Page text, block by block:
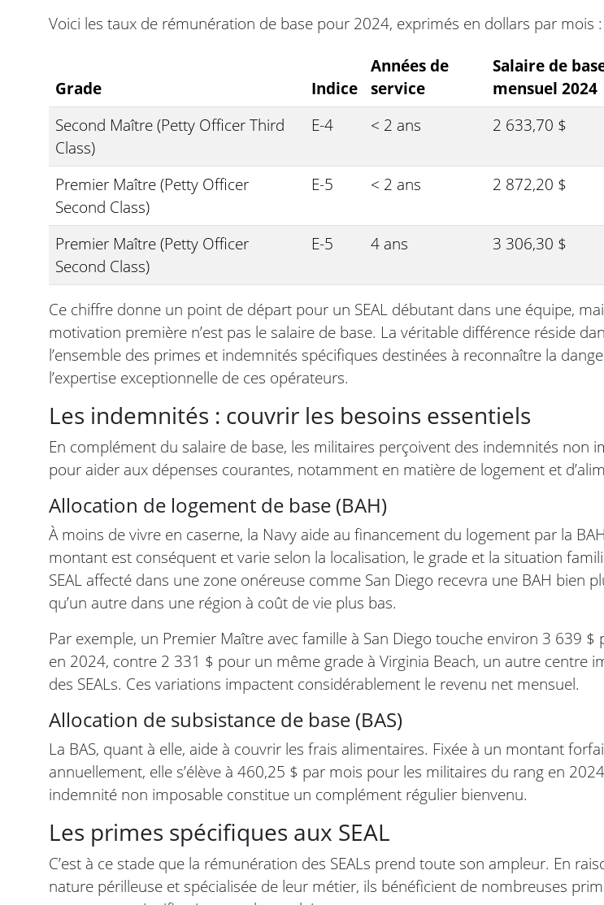
Voici les taux de rémunération de base pour 2024, exprimés en dollars par mois :
Grade Indice
Années de
service
Salaire de
mensuel 2024
Second Maître (Petty Officer Third
Class)
E-4 < 2 ans 2 633,70 $
Premier Maître (Petty Officer
Second Class)
E-5 < 2 ans 2 872,20 $
Premier Maître (Petty Officer
Second Class)
E-5 4 ans 3 306,30 $
Ce chiffre donne un point de départ pour un SEAL débutant dans une équipe,
motivation première n’est pas le salaire de base. La véritable différence réside
l’ensemble des primes et indemnités spécifiques destinées à reconnaître la
l’expertise exceptionnelle de ces opérateurs.
Les indemnités : couvrir les besoins essentiels
En complément du salaire de base, les militaires perçoivent des indemnités non
pour aider aux dépenses courantes, notamment en matière de logement et
Allocation de logement de base (BAH)
À moins de vivre en caserne, la Navy aide au financement du logement par la
montant est conséquent et varie selon la localisation, le grade et la situation
SEAL affecté dans une zone onéreuse comme San Diego recevra une BAH bien
qu’un autre dans une région à coût de vie plus bas.
Par exemple, un Premier Maître avec famille à San Diego touche environ 3 639 $
en 2024, contre 2 331 $ pour un même grade à Virginia Beach, un autre centre
des SEALs. Ces variations impactent considérablement le revenu net mensuel.
Allocation de subsistance de base (BAS)
La BAS, quant à elle, aide à couvrir les frais alimentaires. Fixée à un montant
annuellement, elle s’élève à 460,25 $ par mois pour les militaires du rang en
indemnité non imposable constitue un complément régulier bienvenu.
Les primes spécifiques aux SEAL
C’est à ce stade que la rémunération des SEALs prend toute son ampleur. En
nature périlleuse et spécialisée de leur métier, ils bénéficient de nombreuses